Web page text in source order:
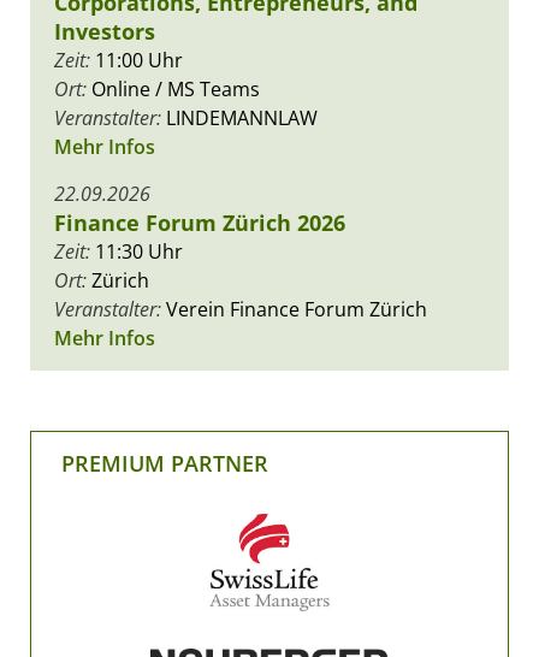
Investors
Zeit: 11:00 Uhr
Ort: Online / MS Teams
Veranstalter: LINDEMANNLAW
Mehr Infos
22.09.2026
Finance Forum Zürich 2026
Zeit: 11:30 Uhr
Ort:Zürich
Veranstalter:Verein Finance Forum Zürich
Mehr Infos
PREMIUM PARTNER